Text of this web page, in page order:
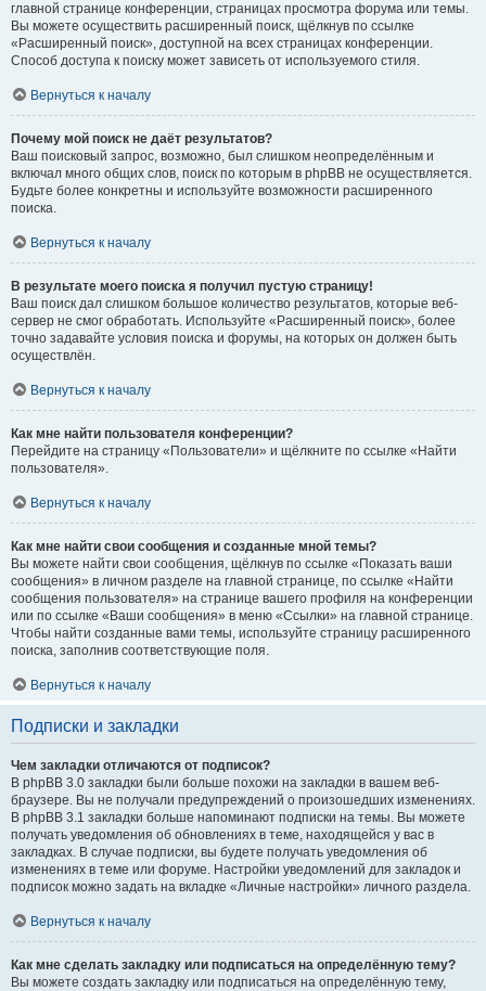
главной странице конференции, страницах просмотра форума или темы.
Вы можете осуществить расширенный поиск, щёлкнув по ссылке
«Расширенный поиск», доступной на всех страницах конференции.
Способ доступа к поиску может зависеть от используемого стиля.
Вернуться к началу
Почему мой поиск не даёт результатов?
Ваш поисковый запрос, возможно, был слишком неопределённым и
включал много общих слов, поиск по которым в phpBB не осуществляется.
Будьте более конкретны и используйте возможности расширенного
поиска.
Вернуться к началу
В результате моего поиска я получил пустую страницу!
Ваш поиск дал слишком большое количество результатов, которые веб-
сервер не смог обработать. Используйте «Расширенный поиск», более
точно задавайте условия поиска и форумы, на которых он должен быть
осуществлён.
Вернуться к началу
Как мне найти пользователя конференции?
Перейдите на страницу «Пользователи» и щёлкните по ссылке «Найти
пользователя».
Вернуться к началу
Как мне найти свои сообщения и созданные мной темы?
Вы можете найти свои сообщения, щёлкнув по ссылке «Показать ваши
сообщения» в личном разделе на главной странице, по ссылке «Найти
сообщения пользователя» на странице вашего профиля на конференции
или по ссылке «Ваши сообщения» в меню «Ссылки» на главной странице.
Чтобы найти созданные вами темы, используйте страницу расширенного
поиска, заполнив соответствующие поля.
Вернуться к началу
Подписки и закладки
Чем закладки отличаются от подписок?
В phpBB 3.0 закладки были больше похожи на закладки в вашем веб-
браузере. Вы не получали предупреждений о произошедших изменениях.
В phpBB 3.1 закладки больше напоминают подписки на темы. Вы можете
получать уведомления об обновлениях в теме, находящейся у вас в
закладках. В случае подписки, вы будете получать уведомления об
изменениях в теме или форуме. Настройки уведомлений для закладок и
подписок можно задать на вкладке «Личные настройки» личного раздела.
Вернуться к началу
Как мне сделать закладку или подписаться на определённую тему?
Вы можете создать закладку или подписаться на определённую тему,